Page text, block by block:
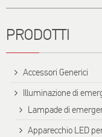
PRODOTTI
Accessori Generici
Illuminazione di
Lampade di
Apparecchio LED